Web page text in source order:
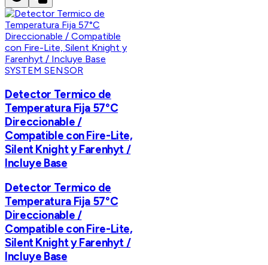
SYSTEM SENSOR
Detector Termico de
Temperatura Fija 57°C
Direccionable /
Compatible con Fire-Lite,
Silent Knight y Farenhyt /
Incluye Base
Detector Termico de
Temperatura Fija 57°C
Direccionable /
Compatible con Fire-Lite,
Silent Knight y Farenhyt /
Incluye Base